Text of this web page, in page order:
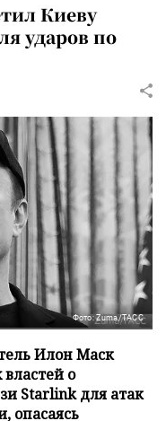
Киеву
ударов по
Фото: Zuma/ТАСС
Илон Маск
о
Starlink для атак
опасаясь